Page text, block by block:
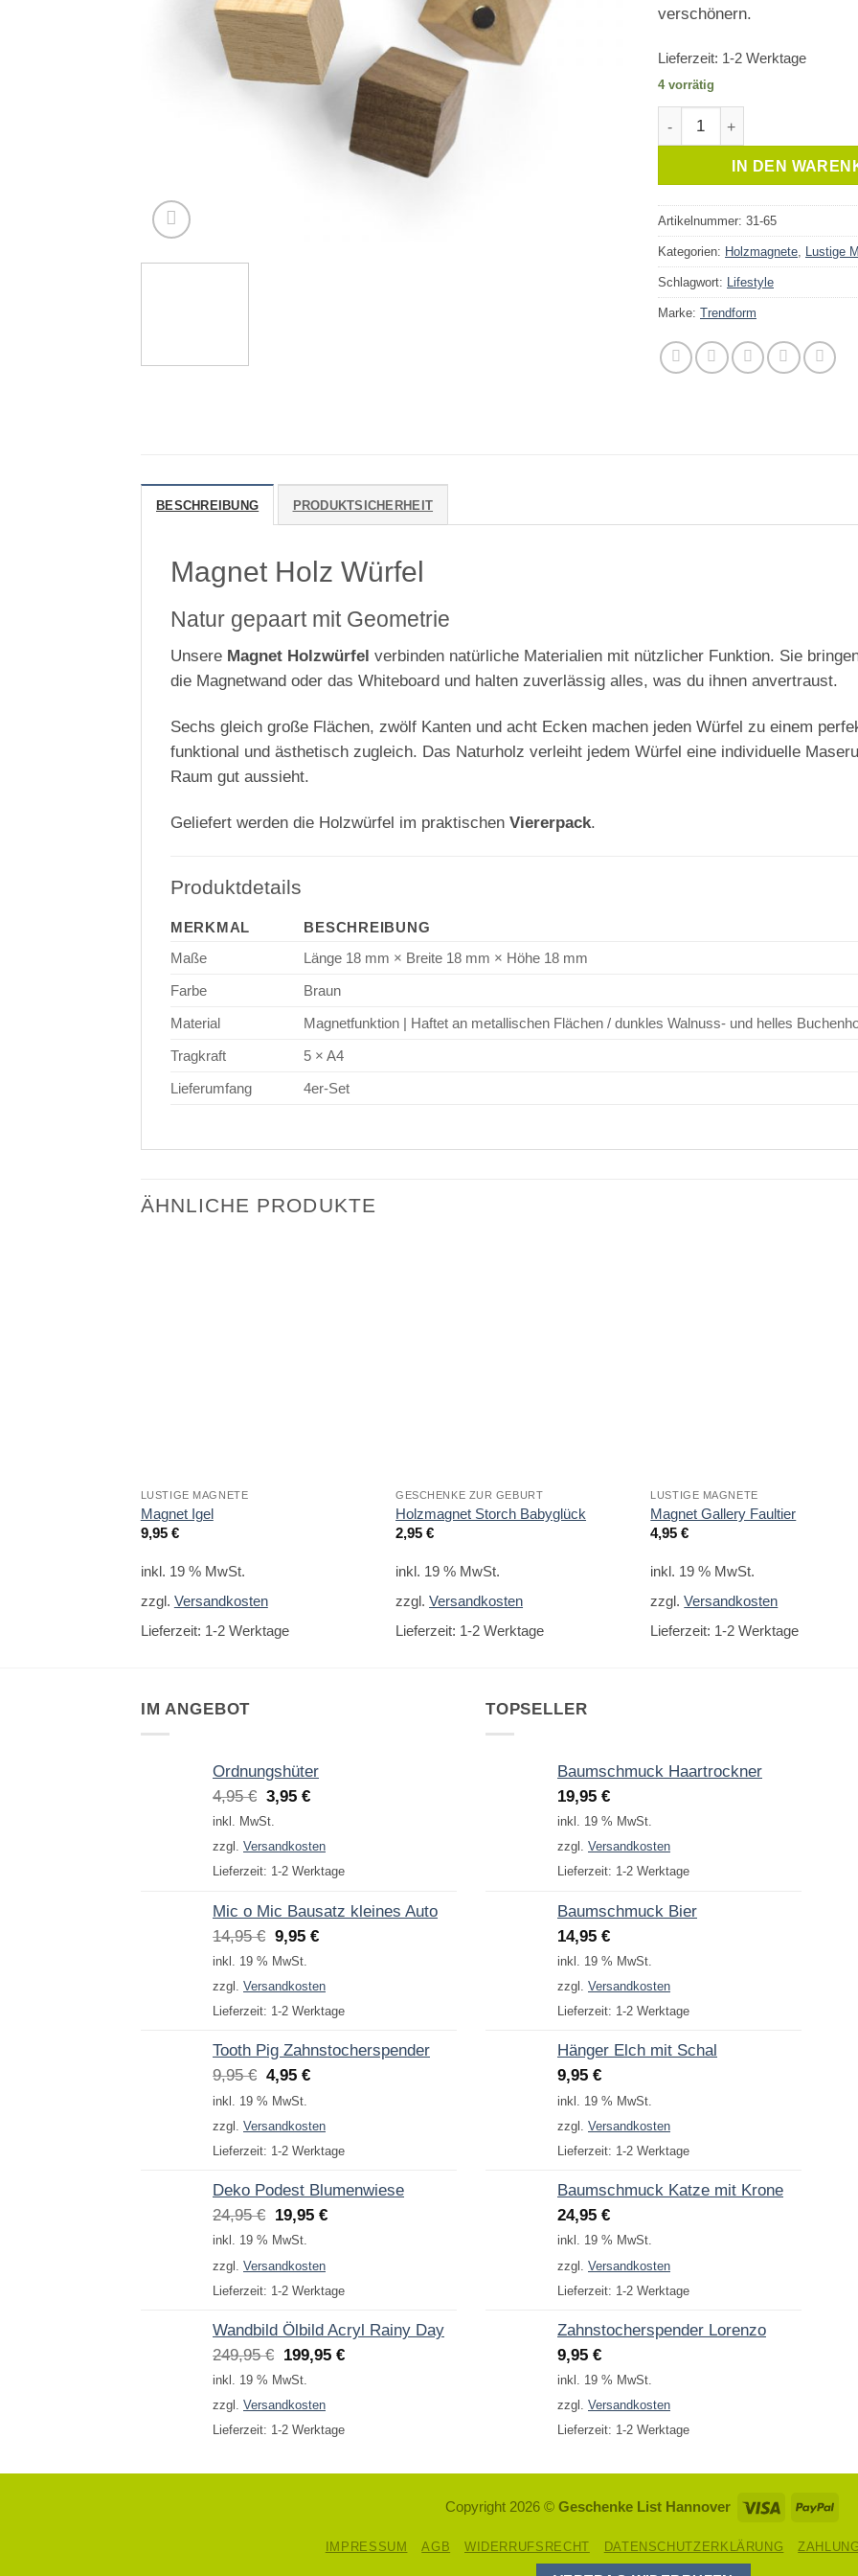
verschönern.
Lieferzeit: 1-2 Werktage
4 vorrätig
Magnet Holz Würfel Menge
IN DEN
Artikelnummer: 31-65
Kategorien: Holzmagnete, Lustige
Schlagwort: Lifestyle
Marke: Trendform
BESCHREIBUNG PRODUKTSICHERHEIT
Magnet Holz Würfel
Natur gepaart mit Geometrie
Unsere Magnet Holzwürfel verbinden natürliche Materialien mit nützlicher Funktion. Sie
die Magnetwand oder das Whiteboard und halten zuverlässig alles, was du ihnen anvertraust.
Sechs gleich große Flächen, zwölf Kanten und acht Ecken machen jeden Würfel zu einem
funktional und ästhetisch zugleich. Das Naturholz verleiht jedem Würfel eine individuelle
Raum gut aussieht.
Geliefert werden die Holzwürfel im praktischen Viererpack.
Produktdetails
MERKMAL
BESCHREIBUNG
Maße
Länge 18 mm × Breite 18 mm × Höhe 18 mm
Farbe
Braun
Material
Magnetfunktion | Haftet an metallischen Flächen / dunkles Walnuss- und helles
Tragkraft
5 × A4
Lieferumfang
4er-Set
ÄHNLICHE PRODUKTE
LUSTIGE MAGNETE
Magnet Igel
9,95 €
inkl. 19 % MwSt.
zzgl. Versandkosten
Lieferzeit: 1-2 Werktage
GESCHENKE ZUR GEBURT
Holzmagnet Storch Babyglück
2,95€
inkl. 19 % MwSt.
zzgl.Versandkosten
Lieferzeit: 1-2 Werktage
LUSTIGE MAGNETE
Magnet Gallery Faultier
4,95€
inkl. 19 % MwSt.
zzgl.Versandkosten
Lieferzeit: 1-2 Werktage
IM ANGEBOT
Ordnungshüter
4,95€ Ursprünglicher
Preis
war:
4,95 €
3,95 €Aktueller
ist:
3,95 €.
inkl. MwSt.
zzgl. Versandkosten
Lieferzeit: 1-2 Werktage
Mic o Mic Bausatz kleines Auto
14,95€ Ursprünglicher
Preis
war:
14,95 €
9,95 €Aktueller
9,95 €.
inkl. 19 % MwSt.
zzgl. Versandkosten
Lieferzeit: 1-2 Werktage
Tooth Pig Zahnstocherspender
9,95€ Ursprünglicher
Preis
war:
9,95 €
4,95 €Aktueller
4,95 €.
inkl. 19 % MwSt.
zzgl. Versandkosten
Lieferzeit: 1-2 Werktage
Deko Podest Blumenwiese
24,95€ Ursprünglicher
Preis
war:
24,95 €
19,95 €Aktueller
inkl. 19 % MwSt.
zzgl. Versandkosten
Lieferzeit: 1-2 Werktage
Wandbild Ölbild Acryl Rainy Day
249,95€ Ursprünglicher
Preis
war:
249,95 €
199,95 €Aktueller
inkl. 19 % MwSt.
zzgl. Versandkosten
Lieferzeit: 1-2 Werktage
TOPSELLER
Baumschmuck Haartrockner
19,95 €
inkl. 19 % MwSt.
zzgl. Versandkosten
Lieferzeit: 1-2 Werktage
Baumschmuck Bier
14,95 €
inkl. 19 % MwSt.
zzgl. Versandkosten
Lieferzeit: 1-2 Werktage
Hänger Elch mit Schal
9,95 €
inkl. 19 % MwSt.
zzgl. Versandkosten
Lieferzeit: 1-2 Werktage
Baumschmuck Katze mit Krone
24,95 €
inkl. 19 % MwSt.
zzgl. Versandkosten
Lieferzeit: 1-2 Werktage
Zahnstocherspender Lorenzo
9,95 €
inkl. 19 % MwSt.
zzgl. Versandkosten
Lieferzeit: 1-2 Werktage
Copyright 2026 © Geschenke List Hannover Visa
IMPRESSUM AGB WIDERRUFSRECHT DATENSCHUTZERKLÄRUNG